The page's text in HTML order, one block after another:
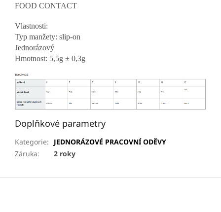
FOOD CONTACT
Vlastnosti:
Typ manžety: slip-on
Jednorázový
Hmotnost: 5,5g ± 0,3g
Doplňkové parametry
Kategorie:
JEDNORÁZOVÉ PRACOVNÍ ODĚVY
Záruka: 2 roky
Z